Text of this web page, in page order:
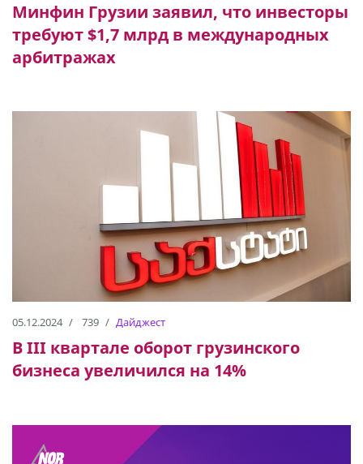
Минфин Грузии заявил, что инвесторы
требуют $1,7 млрд в международных
арбитражах
05.12.2024 739 Дайджест
В III квартале оборот грузинского
бизнеса увеличился на 14%